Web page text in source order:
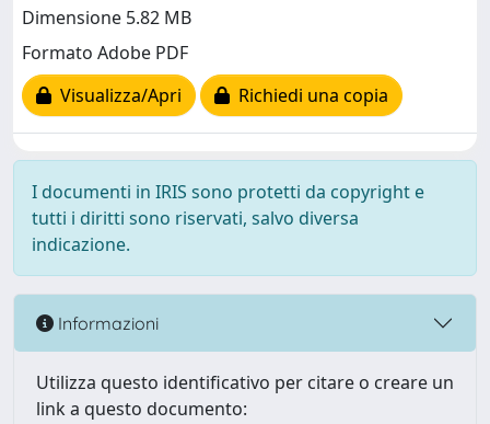
Dimensione 5.82 MB
Formato Adobe PDF
Visualizza/Apri
Richiedi una copia
I documenti in IRIS sono protetti da copyright e
tutti i diritti sono riservati, salvo diversa
indicazione.
Informazioni
Utilizza questo identificativo per citare o creare un
link a questo documento: